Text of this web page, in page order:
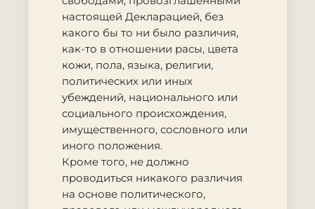
настоящей Декларацией, без
какого бы то ни было различия,
как-то в отношении расы, цвета
кожи, пола, языка, религии,
политических или иных
убеждений, национального или
социального происхождения,
имущественного, сословного или
иного положения.
Кроме того, не должно
проводиться никакого различия
на основе политического,